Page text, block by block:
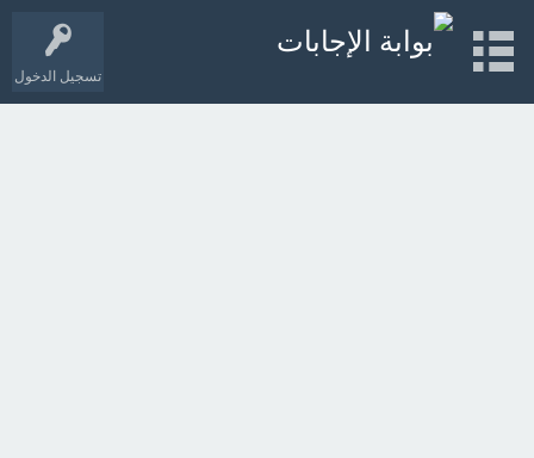
تسجيل الدخول